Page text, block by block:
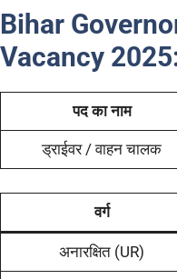
Bihar
Vacancy
पद का नाम
ड्राईवर / वाहन चालक
वर्ग
अनारक्षित (UR)